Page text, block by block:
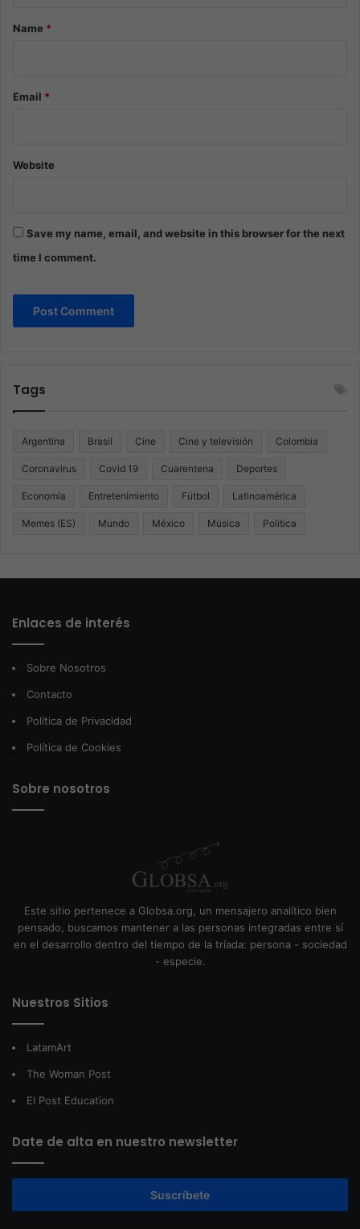
*Name *
Email *
Website
Save my name, email, and website in this browser for the next
time I comment.
Tags
Argentina Brasil Cine Cine y televisión Colombia
Coronavirus Covid 19 Cuarentena Deportes
Economía Entretenimiento Fútbol Latinoamérica
Memes (ES) Mundo México Música Politica
Enlaces de interés
Sobre Nosotros
Contacto
Política de Privacidad
Política de Cookies
Sobre nosotros
Este sitio pertenece a Globsa.org, un mensajero analítico bien
pensado, buscamos mantener a las personas integradas entre sí
en el desarrollo dentro del tiempo de la tríada: persona - sociedad
- especie.
Nuestros Sitios
LatamArt
The Woman Post
El Post Education
Date de alta en nuestro newsletter
Suscríbete